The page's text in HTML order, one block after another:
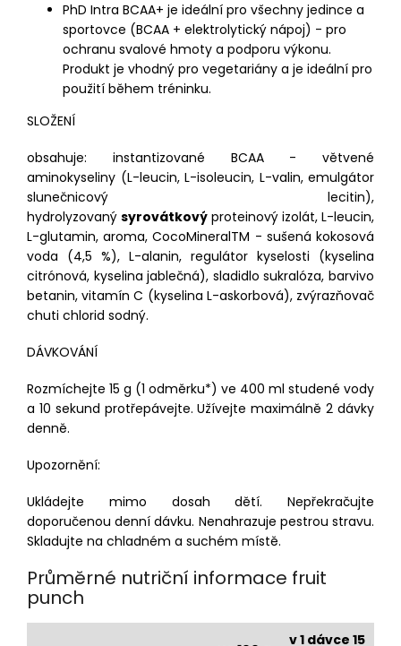
PhD Intra BCAA+ je ideální pro všechny jedince a
sportovce (BCAA + elektrolytický nápoj) - pro
ochranu svalové hmoty a podporu výkonu.
Produkt je vhodný pro vegetariány a je ideální pro
použití během tréninku.
SLOŽENÍ
obsahuje: instantizované BCAA - větvené
aminokyseliny (L-leucin, L-isoleucin, L-valin, emulgátor
slunečnicový lecitin),
hydrolyzovaný syrovátkový proteinový izolát, L-leucin,
L-glutamin, aroma, CocoMineralTM - sušená kokosová
voda (4,5 %), L-alanin, regulátor kyselosti (kyselina
citrónová, kyselina jablečná), sladidlo sukralóza, barvivo
betanin, vitamín C (kyselina L-askorbová), zvýrazňovač
chuti chlorid sodný.
DÁVKOVÁNÍ
Rozmíchejte 15 g (1 odměrku*) ve 400 ml studené vody
a 10 sekund protřepávejte. Užívejte maximálně 2 dávky
denně.
Upozornění:
Ukládejte mimo dosah dětí. Nepřekračujte
doporučenou denní dávku. Nenahrazuje pestrou stravu.
Skladujte na chladném a suchém místě.
Průměrné nutriční informace fruit
punch
v 1 dávce 15